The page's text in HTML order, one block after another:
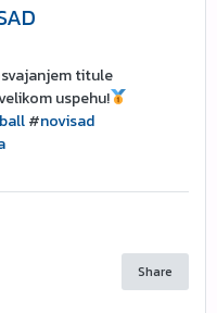
titule
uspehu!
#novisad
Share